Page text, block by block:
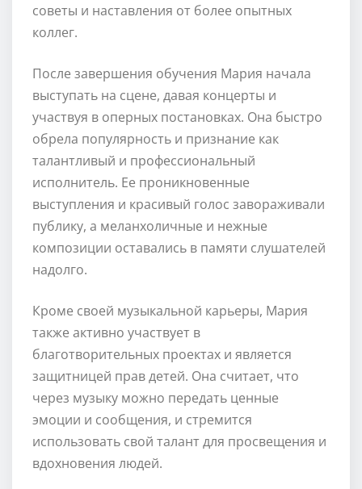
советы и наставления от более опытных
коллег.
После завершения обучения Мария начала
выступать на сцене, давая концерты и
участвуя в оперных постановках. Она быстро
обрела популярность и признание как
талантливый и профессиональный
исполнитель. Ее проникновенные
выступления и красивый голос завораживали
публику, а меланхоличные и нежные
композиции оставались в памяти слушателей
надолго.
Кроме своей музыкальной карьеры, Мария
также активно участвует в
благотворительных проектах и является
защитницей прав детей. Она считает, что
через музыку можно передать ценные
эмоции и сообщения, и стремится
использовать свой талант для просвещения и
вдохновения людей.